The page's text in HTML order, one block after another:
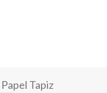
Papel Tapiz